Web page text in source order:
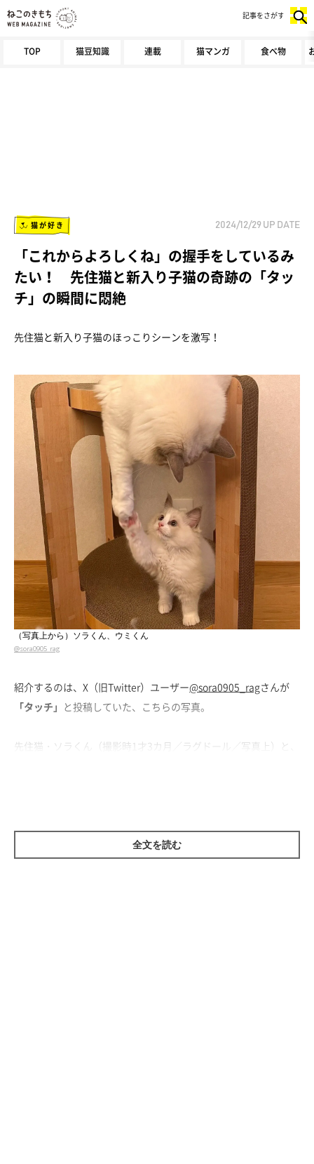
TOP 猫豆知識 連載 猫マンガ 食べ物
記事をさがす
猫が好き 2024/12/29 UP DATE
「これからよろしくね」の握手をしているみ
たい！ 先住猫と新入り子猫の奇跡の「タッ
チ」の瞬間に悶絶
先住猫と新入り子猫のほっこりシーンを激写！
（写真上から）ソラくん、ウミくん
@sora0905_rag
紹介するのは、X（旧Twitter）ユーザー@sora0905_ragさんが
「タッチ」 と投稿していた、こちらの写真。
先住猫・ソラくん（撮影時1才3カ月／ラグドール／写真上）と、
ラくんのもとに、ウミくんがやってきたのだそう。ウミくんは遊
全文を読む